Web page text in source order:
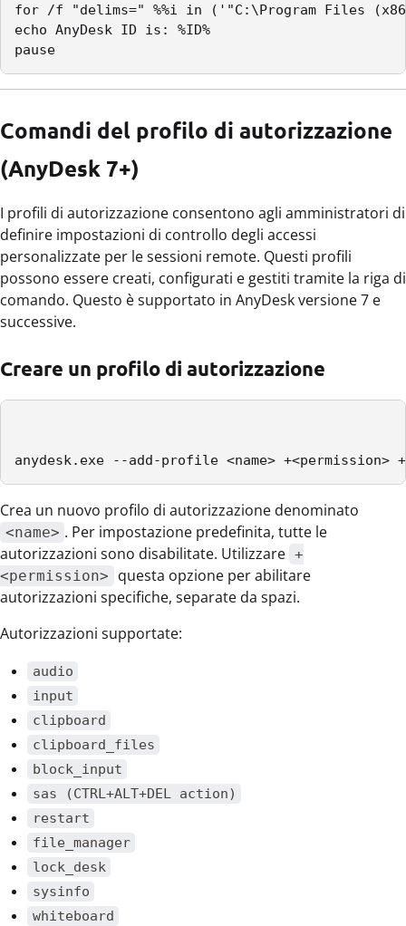
for /f "delims=" %%i in ('"C:\Program Files
echo AnyDesk ID is: %ID%
pause
Comandi del profilo di autorizzazione
(AnyDesk 7+)
I profili di autorizzazione consentono agli amministratori di
definire impostazioni di controllo degli accessi
personalizzate per le sessioni remote. Questi profili
possono essere creati, configurati e gestiti tramite la riga di
comando. Questo è supportato in AnyDesk versione 7 e
successive.
Creare un profilo di autorizzazione
anydesk.exe --add-profile <name> +<permission>
Crea un nuovo profilo di autorizzazione denominato
<name> . Per impostazione predefinita, tutte le
autorizzazioni sono disabilitate. Utilizzare +
<permission>
questa opzione per abilitare
autorizzazioni specifiche, separate da spazi.
Autorizzazioni supportate:
audio
input
clipboard
clipboard_files
block_input
sas (CTRL+ALT+DEL action)
restart
file_manager
lock_desk
sysinfo
whiteboard